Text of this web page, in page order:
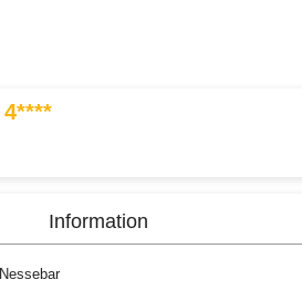
4****
Information
Nessebar